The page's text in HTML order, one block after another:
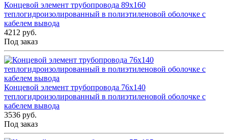
Концевой элемент трубопровода 89x160
теплогидроизолированный в полиэтиленовой оболочке с
кабелем вывода
4212 руб.
Под заказ
Концевой элемент трубопровода 76x140
теплогидроизолированный в полиэтиленовой оболочке с
кабелем вывода
3536 руб.
Под заказ